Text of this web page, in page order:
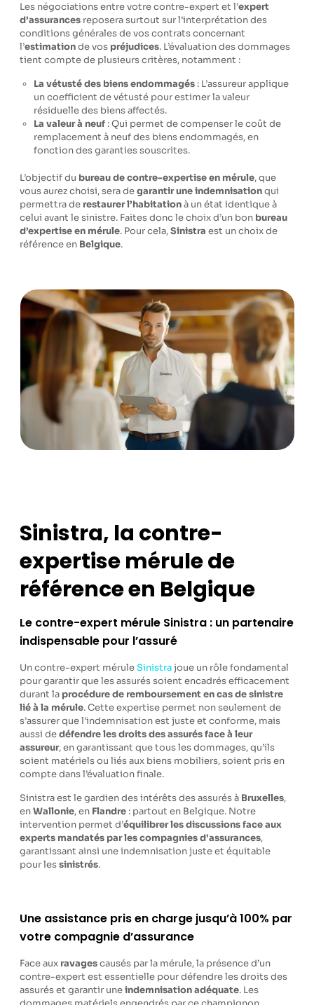
Les négociations entre votre contre-expert et l’expert
d’assurances reposera surtout sur l’interprétation des
conditions générales de vos contrats concernant
l’estimationde vos préjudices. L’évaluation des dommages
tient compte de plusieurs critères, notamment :
La vétusté des biens endommagés : L’assureur applique
un coefficient de vétusté pour estimer la valeur
résiduelle des biens affectés.
La valeur à neuf : Qui permet de compenser le coût de
remplacement à neuf des biens endommagés, en
fonction des garanties souscrites.
L’objectif du bureau de contre-expertise en mérule, que
vous aurez choisi, sera degarantir une indemnisationqui
permettra de restaurer l’habitationà un état identique à
celui avant le sinistre. Faites donc le choix d’un bon bureau
d’expertise en mérule. Pour cela,Sinistra est un choix de
référence en Belgique.
Sinistra, la contre-
expertise mérule de
référence en Belgique
Le contre-expert mérule Sinistra : un partenaire
indispensable pour l’assuré
Un contre-expert méruleSinistrajoue un rôle fondamental
pour garantir que les assurés soient encadrés efficacement
durant la procédure de remboursement en cas de sinistre
lié à la mérule. Cette expertise permet non seulement de
s’assurer que l’indemnisation est juste et conforme, mais
aussi dedéfendre les droits des assurés face à leur
assureur, en garantissant que tous les dommages, qu’ils
soient matériels ou liés aux biens mobiliers, soient pris en
compte dans l’évaluation finale.
Sinistra est le gardien des intérêts des assurés à Bruxelles,
enWallonie, en Flandre : partout en Belgique. Notre
intervention permet d’équilibrer les discussions face aux
experts mandatés par les compagnies d’assurances,
garantissant ainsi une indemnisation juste et équitable
pour lessinistrés.
Une assistance pris en charge jusqu’à 100% par
votre compagnie d’assurance
Face aux ravagescausés par la mérule, la présence d’un
contre-expert est essentielle pour défendre les droits des
assurés et garantir uneindemnisation adéquate. Les